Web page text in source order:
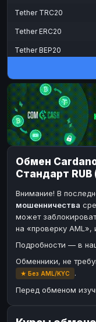
Tether TRC20
Tether ERC20
Tether BEP20
Toncoin
Dogecoin
TRX
Bitcoin Cash
BinanceCoin
Ether Classic
Ripple
Paxum
Perfect Money
Payoneer
Обмен
Стандарт RUB
Внимание! В
мошенничества
может
на «проверку AML»,
Подробности — в
Обменники, не
★ Без AML/KYC
.
Перед обменом